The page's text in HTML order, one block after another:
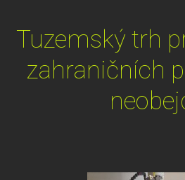
Tuzemský trh
zahraničních